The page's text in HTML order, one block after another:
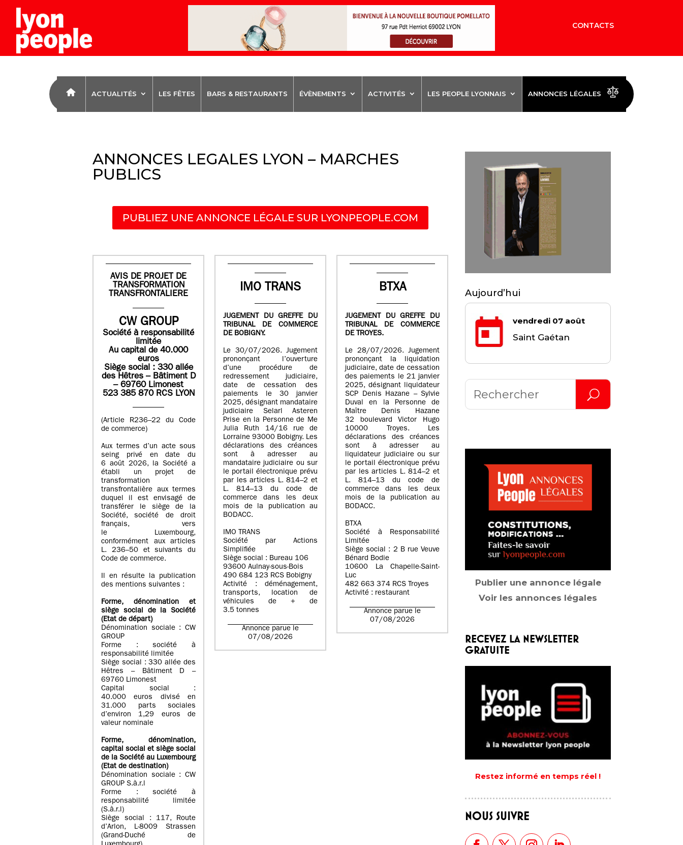
CONTACTS
ACTUALITÉS LES FÊTES BARS & RESTAURANTS ÉVÈNEMENTS ACTIVITÉS LES PEOPLE LYONNAIS ANNONCES LÉGALES
ANNONCES LEGALES LYON – MARCHES
PUBLICS
PUBLIEZ UNE ANNONCE LÉGALE SUR LYONPEOPLE.COM
AVIS DE PROJET DE
TRANSFORMATION
TRANSFRONTALIERE
CW GROUP
Société à responsabilité
limitée
Au capital de 40.000
euros
Siège social : 330 allée
des Hêtres – Bâtiment D
– 69760 Limonest
523 385 870 RCS LYON
(Article R236–22 du Code
de commerce)
Aux termes d’un acte sous
seing privé en date du
6 août 2026, la Société a
établi un projet de
transformation
transfrontalière aux termes
duquel il est envisagé de
transférer le siège de la
Société, société de droit
français, vers
le Luxembourg,
conformément aux articles
L. 236–50 et suivants du
Code de commerce.
Il en résulte la publication
des mentions suivantes :
Forme, dénomination et
siège social de la Société
(Etatde départ)
Dénomination sociale : CW
GROUP
Forme : société à
responsabilité limitée
Siège social : 330 allée des
Hêtres – Bâtiment D –
69760 Limonest
Capital social :
40.000 euros divisé en
31.000 parts sociales
d’environ 1,29 euros de
valeur nominale
Forme, dénomination,
capital social et siège social
de la Société au Luxembourg
(Etat de destination)
Dénomination sociale : CW
GROUP S.à.r.l
Forme : société à
responsabilité limitée
(S.à.r.l)
Siège social : 117, Route
d’Arlon, L-8009 Strassen
(Grand-Duché de
IMO TRANS
JUGEMENT DU GREFFE DU
TRIBUNAL DE COMMERCE
DE BOBIGNY.
Le 30/07/2026. Jugement
prononçant l’ouverture
d’une procédure de
redressement judiciaire,
date de cessation des
paiements le 30 janvier
2025, désignant mandataire
judiciaire Selarl Asteren
Prise en la Personne de Me
Julia Ruth 14/16 rue de
Lorraine 93000 Bobigny. Les
déclarations des créances
sont à adresser au
mandataire judiciaire ou sur
le portail électronique prévu
par les articles L. 814–2 et
L. 814–13 du code de
commerce dans les deux
mois de la publication au
BODACC.
IMO TRANS
Société par Actions
Simplifiée
Siège social : Bureau 106
93600 Aulnay-sous-Bois
490 684 123 RCS Bobigny
Activité : déménagement,
transports, location de
véhicules de + de
3.5 tonnes
Annonce parue le
07/08/2026
BTXA
JUGEMENT DU GREFFE DU
TRIBUNAL DE COMMERCE
DE TROYES.
Le 28/07/2026. Jugement
prononçant la liquidation
judiciaire, date de cessation
des paiements le 21 janvier
2025, désignant liquidateur
SCP Denis Hazane – Sylvie
Duval en la Personne de
Maître Denis Hazane
32 boulevard Victor Hugo
10000 Troyes. Les
déclarations des créances
sont à adresser au
liquidateur judiciaire ou sur
le portail électronique prévu
par les articles L. 814–2 et
L. 814–13 du code de
commerce dans les deux
mois de la publication au
BODACC.
BTXA
Société à Responsabilité
Limitée
Siège social : 2 B rue Veuve
Bénard Bodie
10600 La Chapelle-Saint-
Luc
482 663 374 RCS Troyes
Activité : restaurant
Annonce parue le
07/08/2026
Aujourd’hui
vendredi 07 août
Saint Gaétan
Publier une annonce légale
Voir les annonces légales
RECEVEZ LA NEWSLETTER
GRATUITE
Restez informé en temps réel !
NOUS SUIVRE